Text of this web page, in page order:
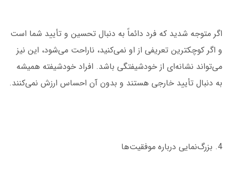
اگر متوجه شدید که فرد دائماً به دنبال تحسین و تأیید شما است
و اگر کوچکترین تعریفی از او نمی‌کنید، ناراحت می‌شود، این نیز
می‌تواند نشانه‌ای از خودشیفتگی باشد. افراد خودشیفته همیشه
به دنبال تأیید خارجی هستند و بدون آن احساس ارزش نمی‌کنند.
4. بزرگ‌نمایی درباره موفقیت‌ها